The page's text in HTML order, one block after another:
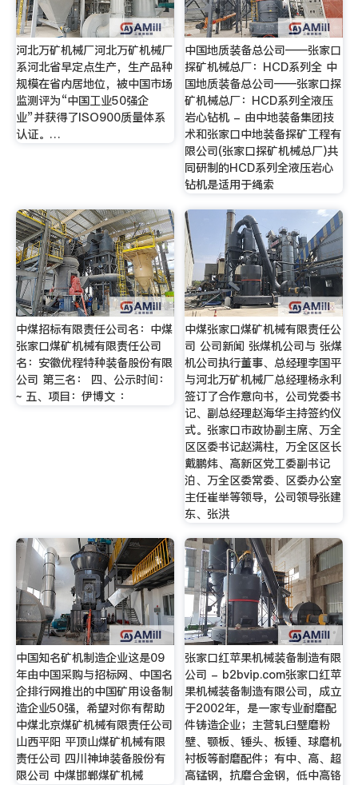
河北万矿机械厂河北万矿机械厂
系河北省早定点生产，生产品种
规模在省内居地位，被中国市场
监测评为“中国工业50强企
业”并获得了ISO900质量体系
认证。…
中国地质装备总公司——张家口
探矿机械总厂：HCD系列全 中
国地质装备总公司——张家口探
矿机械总厂：HCD系列全液压
岩心钻机 - 由中地装备集团技
术和张家口中地装备探矿工程有
限公司(张家口探矿机械总厂)共
同研制的HCD系列全液压岩心
钻机是适用于绳索
中煤招标有限责任公司名：中煤
张家口煤矿机械有限责任公司
名：安徽优程特种装备股份有限
公司 第三名： 四、公示时间：
~ 五、项目：伊博文 ：
中煤张家口煤矿机械有限责任公
司 公司新闻 张煤机公司与 张煤
机公司执行董事、总经理李国平
与河北万矿机械厂总经理杨永利
签订了合作意向书，公司党委书
记、副总经理赵海华主持签约仪
式。张家口市政协副主席、万全
区区委书记赵满柱，万全区区长
戴鹏炜、高新区党工委副书记
泊、万全区委常委、区委办公室
主任崔举等领导，公司领导张建
东、张洪
中国知名矿机制造企业这是09
年由中国采购与招标网、中国名
企排行网推出的中国矿用设备制
造企业50强，希望对你有帮助
中煤北京煤矿机械有限责任公司
山西平阳 平顶山煤矿机械有限
责任公司 四川神坤装备股份有
限公司 中煤邯郸煤矿机械
张家口红苹果机械装备制造有限
公司 - b2bvip.com张家口红苹
果机械装备制造有限公司，成立
于2002年，是一家专业耐磨配
件铸造企业；主营轧臼壁磨粉
壁、颚板、锤头、板锤、球磨机
衬板等耐磨配件；有中、高、超
高锰钢，抗磨合金钢，低中高铬